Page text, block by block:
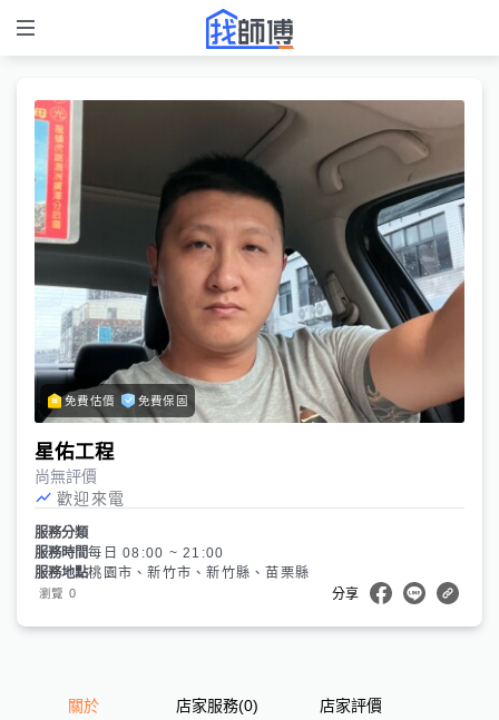
免費估價 免費保固
星佑工程
尚無評價
歡迎來電
服務分類
服務時間每日 08:00 ~ 21:00
服務地點桃園市、新竹市、新竹縣、苗栗縣
瀏覽 0 分享
關於 店家服務(0) 店家評價